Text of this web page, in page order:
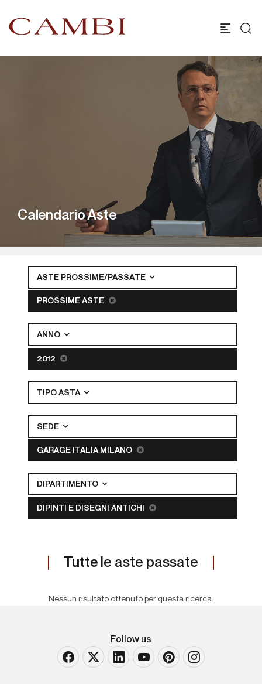
Calendario Aste
ASTE PROSSIME/PASSATE
PROSSIME ASTE
ANNO
2012
TIPO ASTA
SEDE
GARAGE ITALIA MILANO
DIPARTIMENTO
DIPINTI E DISEGNI ANTICHI
Tutte le aste passate
Nessun risultato ottenuto per questa ricerca.
Follow us